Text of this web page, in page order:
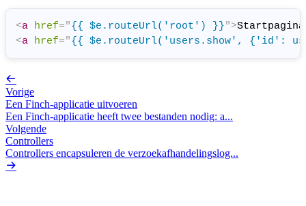
<a href="{{ $e.routeUrl('root') }}">Startpagina
<a href="{{ $e.routeUrl('users.show', {'id':
Vorige
Een Finch-applicatie uitvoeren
Een Finch-applicatie heeft twee bestanden nodig: a...
Volgende
Controllers
Controllers encapsuleren de verzoekafhandelingslog...